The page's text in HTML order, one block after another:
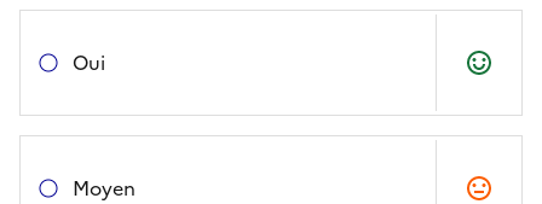
Oui
Moyen